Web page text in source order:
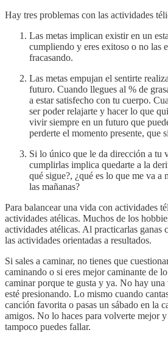
Hay tres problemas con las actividades
Las metas implican existir en un
cumpliendo y eres exitoso o no las
fracasando.
Las metas empujan el sentirte
futuro. Cuando llegues al % de
a estar satisfecho con tu cuerpo.
ser poder relajarte y hacer lo que
vivir siempre en un futuro que
perderte el momento presente, que
Si lo único que le da dirección a tu
cumplirlas implica quedarte a la
qué sigue?, ¿qué es lo que me va a
las mañanas?
Para balancear una vida con actividades
actividades atélicas. Muchos de los
actividades atélicas. Al practicarlas ganas
las actividades orientadas a resultados.
Si sales a caminar, no tienes que
caminando o si eres mejor caminante de
caminar porque te gusta y ya. No hay
esté presionando. Lo mismo cuando
canción favorita o pasas un sábado en la
amigos. No lo haces para volverte mejor
tampoco puedes fallar.